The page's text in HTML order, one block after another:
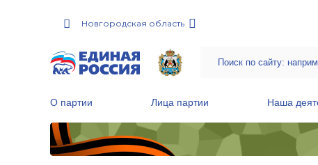
Новгородская область
О партии Лица партии Наша